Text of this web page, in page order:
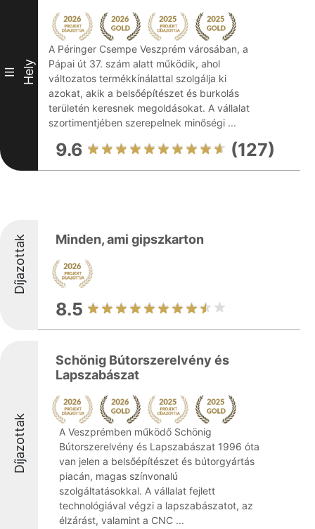
III Hely
A Péringer Csempe Veszprém városában, a
Pápai út 37. szám alatt működik, ahol
változatos termékkínálattal szolgálja ki
azokat, akik a belsőépítészet és burkolás
területén keresnek megoldásokat. A vállalat
szortimentjében szerepelnek minőségi ...
9.6 (127)
Díjazottak Minden, ami gipszkarton
8.5
Díjazottak
Schönig Bútorszerelvény és
Lapszabászat
A Veszprémben működő Schönig
Bútorszerelvény és Lapszabászat 1996 óta
van jelen a belsőépítészet és bútorgyártás
piacán, magas színvonalú
szolgáltatásokkal. A vállalat fejlett
technológiával végzi a lapszabászatot, az
élzárást, valamint a CNC ...